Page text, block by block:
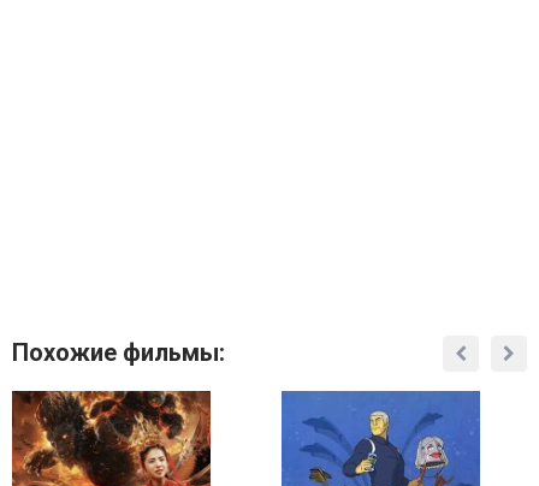
Похожие фильмы: